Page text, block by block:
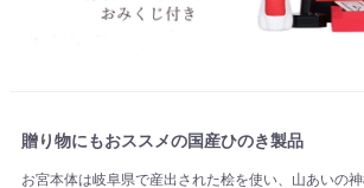
贈り物にもおススメの国産ひのき製品
お宮本体は岐阜県で産出された桧を使い、山あいの